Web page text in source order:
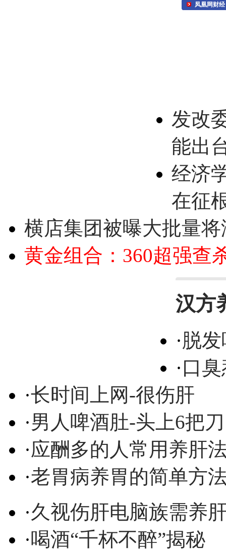
凤凰网财经
发改
能出
经济
在征
横店集团被曝大批量
黄金组合：360超强查
汉方
·脱
·口
·长时间上网-很伤肝
·男人啤酒肚-头上6把刀
·应酬多的人常用养肝
·老胃病养胃的简单方
·久视伤肝电脑族需养
·喝酒“千杯不醉”揭秘